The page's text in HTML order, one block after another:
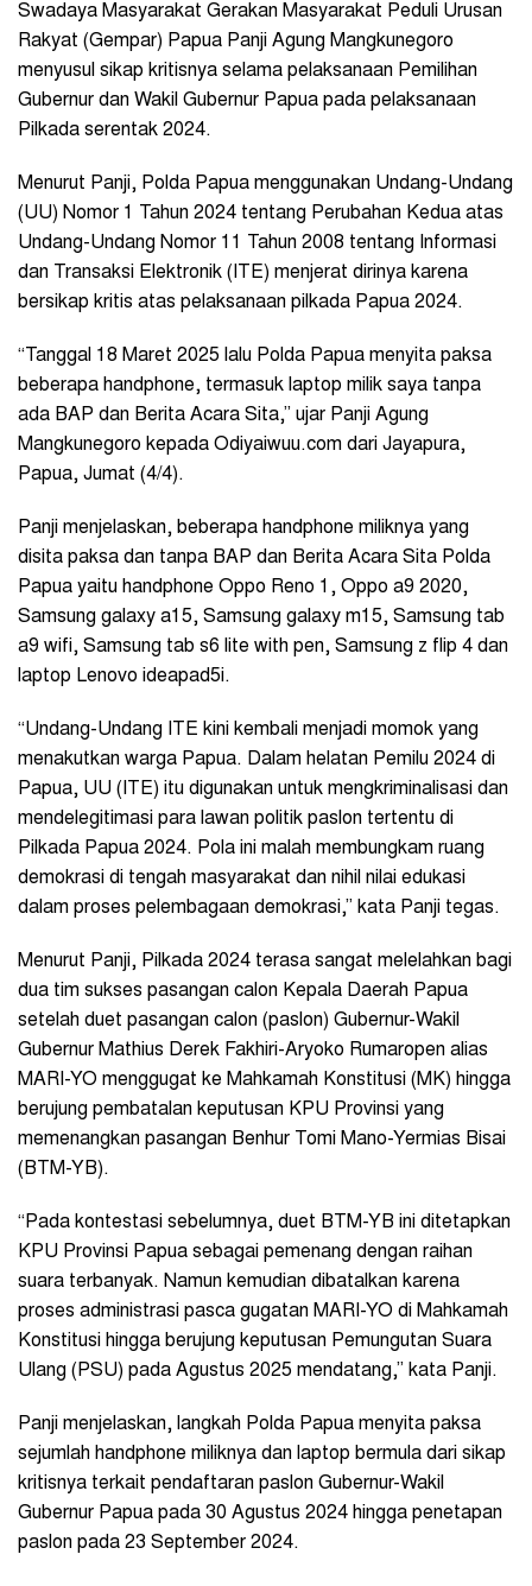
Swadaya Masyarakat Gerakan Masyarakat Peduli Urusan
Rakyat (Gempar) Papua Panji Agung Mangkunegoro
menyusul sikap kritisnya selama pelaksanaan Pemilihan
Gubernur dan Wakil Gubernur Papua pada pelaksanaan
Pilkada serentak 2024.
Menurut Panji, Polda Papua menggunakan Undang-Undang
(UU) Nomor 1 Tahun 2024 tentang Perubahan Kedua atas
Undang-Undang Nomor 11 Tahun 2008 tentang Informasi
dan Transaksi Elektronik (ITE) menjerat dirinya karena
bersikap kritis atas pelaksanaan pilkada Papua 2024.
“Tanggal 18 Maret 2025 lalu Polda Papua menyita paksa
beberapa handphone, termasuk laptop milik saya tanpa
ada BAP dan Berita Acara Sita,” ujar Panji Agung
Mangkunegoro kepada Odiyaiwuu.com dari Jayapura,
Papua, Jumat (4/4).
Panji menjelaskan, beberapa handphone miliknya yang
disita paksa dan tanpa BAP dan Berita Acara Sita Polda
Papua yaitu handphone Oppo Reno 1, Oppo a9 2020,
Samsung galaxy a15, Samsung galaxy m15, Samsung tab
a9 wifi, Samsung tab s6 lite with pen, Samsung z flip 4 dan
laptop Lenovo ideapad5i.
“Undang-Undang ITE kini kembali menjadi momok yang
menakutkan warga Papua. Dalam helatan Pemilu 2024 di
Papua, UU (ITE) itu digunakan untuk mengkriminalisasi dan
mendelegitimasi para lawan politik paslon tertentu di
Pilkada Papua 2024. Pola ini malah membungkam ruang
demokrasi di tengah masyarakat dan nihil nilai edukasi
dalam proses pelembagaan demokrasi,” kata Panji tegas.
Menurut Panji, Pilkada 2024 terasa sangat melelahkan bagi
dua tim sukses pasangan calon Kepala Daerah Papua
setelah duet pasangan calon (paslon) Gubernur-Wakil
Gubernur Mathius Derek Fakhiri-Aryoko Rumaropen alias
MARI-YO menggugat ke Mahkamah Konstitusi (MK) hingga
berujung pembatalan keputusan KPU Provinsi yang
memenangkan pasangan Benhur Tomi Mano-Yermias Bisai
(BTM-YB).
“Pada kontestasi sebelumnya, duet BTM-YB ini ditetapkan
KPU Provinsi Papua sebagai pemenang dengan raihan
suara terbanyak. Namun kemudian dibatalkan karena
proses administrasi pasca gugatan MARI-YO di Mahkamah
Konstitusi hingga berujung keputusan Pemungutan Suara
Ulang (PSU) pada Agustus 2025 mendatang,” kata Panji.
Panji menjelaskan, langkah Polda Papua menyita paksa
sejumlah handphone miliknya dan laptop bermula dari sikap
kritisnya terkait pendaftaran paslon Gubernur-Wakil
Gubernur Papua pada 30 Agustus 2024 hingga penetapan
paslon pada 23 September 2024.